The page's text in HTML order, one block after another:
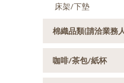
床架/下墊
棉織品類(請洽業務
咖啡/茶包/紙杯